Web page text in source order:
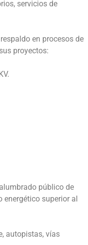
servicios de
en procesos de
proyectos:
público de
energético superior al
autopistas, vías